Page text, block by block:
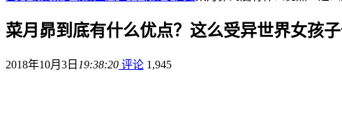
菜月昴到底有什么优点？这么受异世界女孩
2018年10月3日 19:38:20 评论 1,945